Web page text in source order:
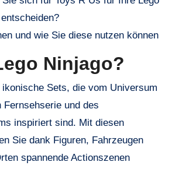
und wie Sie diese nutzen können
Ninjago?
Fernsehserie und des
inspiriert sind. Mit diesen
Sie dank Figuren, Fahrzeugen
spannende Actionszenen